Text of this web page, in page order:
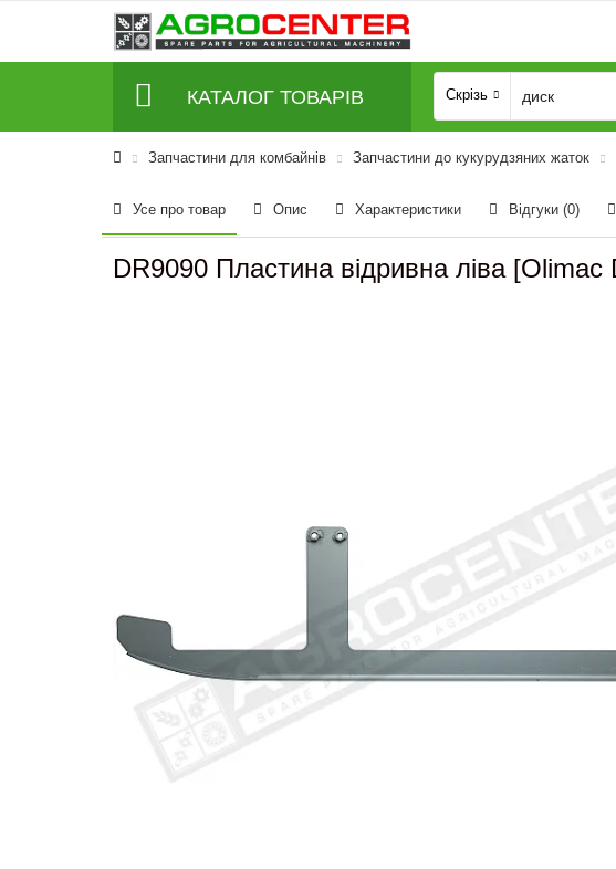
КАТАЛОГ ТОВАРІВ Скрізь
Запчастини для комбайнів Запчастини до кукурудзяних жаток
Усе про товар Опис Характеристики Відгуки (0)
DR9090 Пластина відривна ліва [Olimac